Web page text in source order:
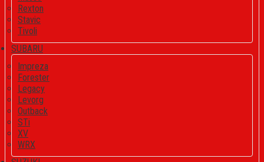
Rexton
Stavic
Tivoli
SUBARU
Impreza
Forester
Legacy
Levorg
Outback
STi
XV
WRX